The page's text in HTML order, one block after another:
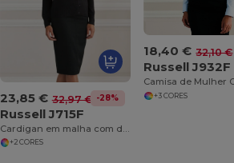
23,85 € 32,97 € -28%
Russell J715F
Cardigan em malha com decote em V para Mulher
+2 CORES
18,40 € 32,10 €
Russell J932F
+3 CORES